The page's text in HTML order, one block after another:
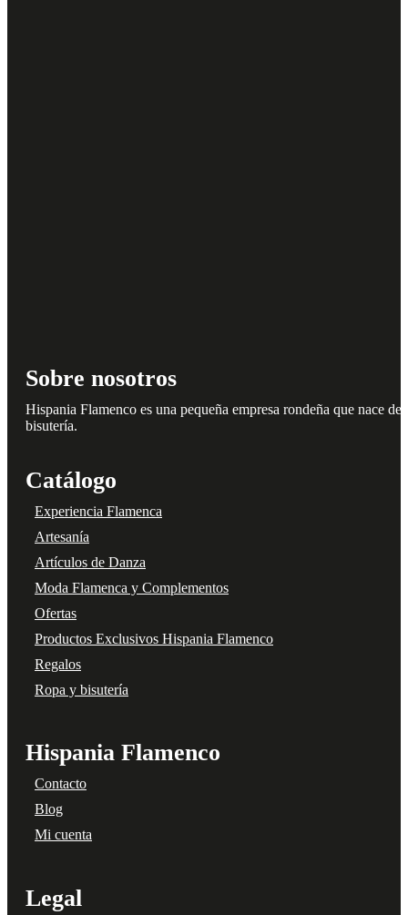
Sobre nosotros
Hispania Flamenco es una pequeña empresa rondeña que nace
bisutería.
Catálogo
Experiencia Flamenca
Artesanía
Artículos de Danza
Moda Flamenca y Complementos
Ofertas
Productos Exclusivos Hispania Flamenco
Regalos
Ropa y bisutería
Hispania Flamenco
Contacto
Blog
Mi cuenta
Legal